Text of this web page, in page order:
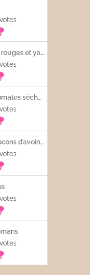
votes
Smoothie fruits rouges et yaourt
votes
Tapenade de tomates séchées
votes
Porridge aux flocons d’avoine avec les fruits frais
votes
votes
votes